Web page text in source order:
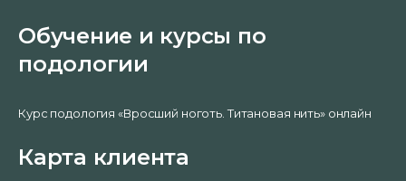
Обучение и курсы по
подологии
Курс подология «Вросший ноготь. Титановая нить» онлайн
Карта клиента